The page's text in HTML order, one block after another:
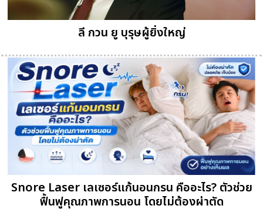
ลี กวน ยู บุรุษผู้ยิ่งใหญ่
Snore Laser เลเซอร์แก้นอนกรน คืออะไร? ตัวช่วย
ฟื้นฟูคุณภาพการนอน โดยไม่ต้องผ่าตัด